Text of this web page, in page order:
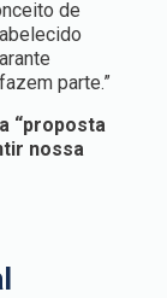
de
parte.”
“proposta
nossa